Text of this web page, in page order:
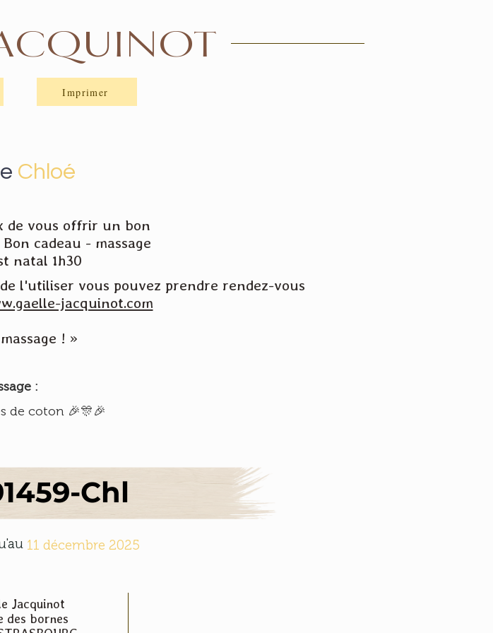
Imprimer
Chloé
de vous offrir un bon
cadeau - massage
natal 1h30
l'utiliser vous pouvez prendre rendez-vous
jacquinot.com
! »
:
de coton 🎉🎊🎉
Chl
11 décembre 2025
Jacquinot
des bornes